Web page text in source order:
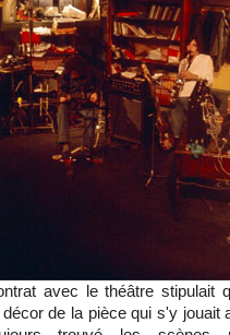
avec le théâtre stipulait
de la pièce qui s'y jouait